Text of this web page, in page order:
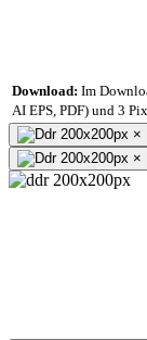
Download: Im
AI EPS, PDF) und 3
×
×